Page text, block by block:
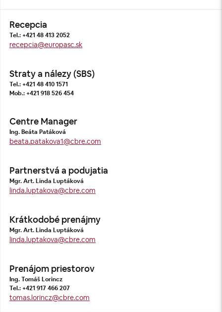
Recepcia
Tel.: +421 48 413 2052
recepcia@europasc.sk
Straty a nálezy (SBS)
Tel.: +421 48 410 1571
Mob.: +421 918 526 454
Centre Manager
Ing. Beáta Patáková
beata.patakova1@cbre.com
Partnerstvá a podujatia
Mgr. Art. Linda Luptáková
linda.luptakova@cbre.com
Krátkodobé prenájmy
Mgr. Art. Linda Luptáková
linda.luptakova@cbre.com
Prenájom priestorov
Ing. Tomáš Lorincz
Tel.: +421 917 466 207
tomas.lorincz@cbre.com